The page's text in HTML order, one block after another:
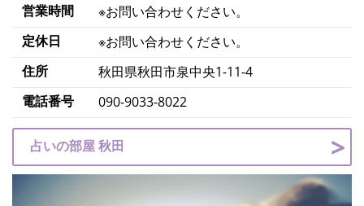
営業時間
※お問い合わせください。
定休日
※お問い合わせください。
住所
秋田県秋田市泉中央1-11-4
電話番号
090-9033-8022
占いの部屋 秋田